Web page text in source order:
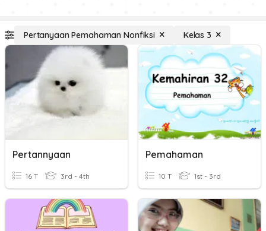
Pertanyaan Pemahaman Nonfiksi Kelas 3
Pertannyaan
16 T 3rd - 4th
Pemahaman
10 T 1st - 3rd